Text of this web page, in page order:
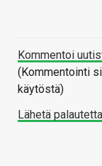
Kommentoi
(Kommentointi
käytöstä)
Lähetä